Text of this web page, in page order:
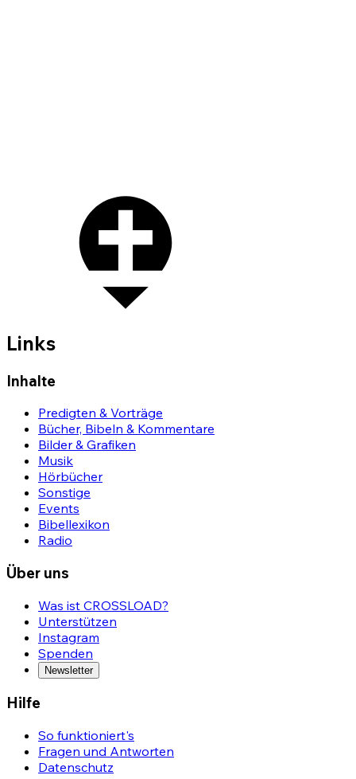
Links
Inhalte
Predigten & Vorträge
Bücher, Bibeln & Kommentare
Bilder & Grafiken
Musik
Hörbücher
Sonstige
Events
Bibellexikon
Radio
Über uns
Was ist CROSSLOAD?
Unterstützen
Instagram
Spenden
Newsletter
Hilfe
So funktioniert's
Fragen und Antworten
Datenschutz